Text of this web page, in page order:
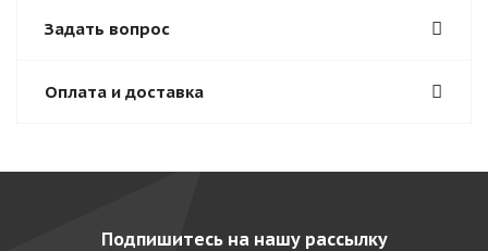
Задать вопрос
Оплата и доставка
Подпишитесь на нашу рассылку